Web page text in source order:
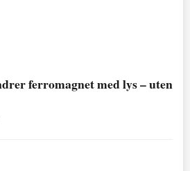
ferromagnet med lys – uten